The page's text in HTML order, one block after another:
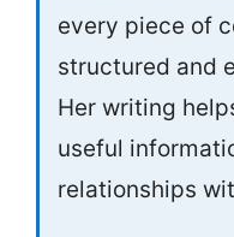
every piece of
structured and
Her writing
useful
relationships